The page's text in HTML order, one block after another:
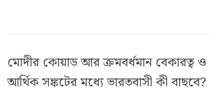
মোদীর কোয়াড আর ক্রমবর্ধমান বেকারত্ব ও
আর্থিক সঙ্কটের মধ্যে ভারতবাসী কী বাছবে?